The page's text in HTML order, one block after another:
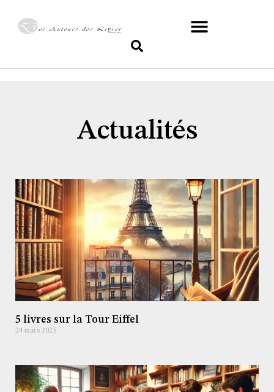
Actualités
5 livres sur la Tour Eiffel
24 mars 2025